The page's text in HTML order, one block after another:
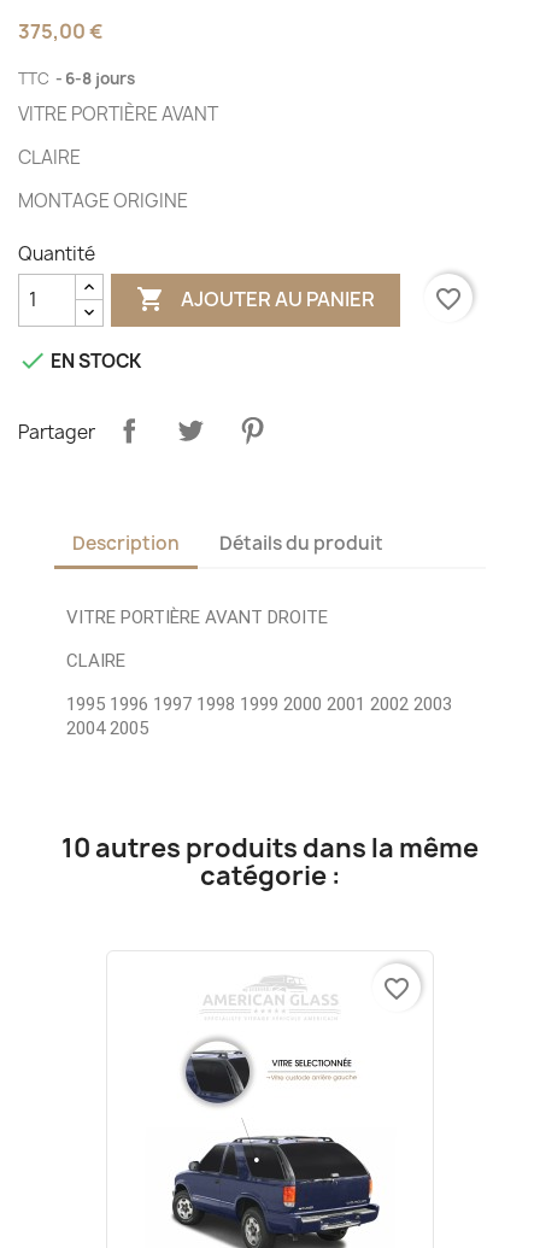
375,00 €
TTC 6-8 jours
VITRE PORTIÈRE AVANT
CLAIRE
MONTAGE ORIGINE
Quantité
 AJOUTER AU PANIER favorite_border
 EN STOCK
Partager
Description Détails du produit
VITRE PORTIÈRE AVANT DROITE
CLAIRE
1995 1996 1997 1998 1999 2000 2001 2002 2003
2004 2005
10 autres produits dans la même
catégorie :
favorite_border